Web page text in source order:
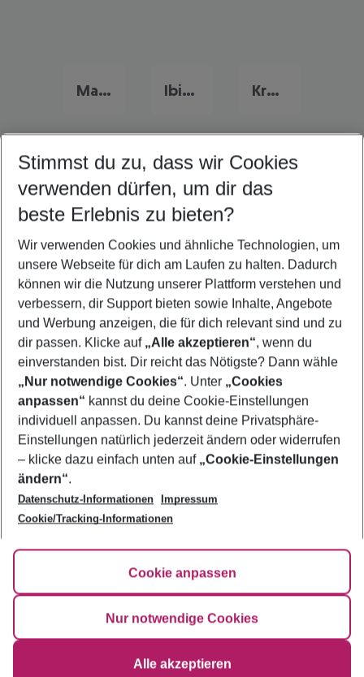
Ergebnisse filtern
Mallorca Urlaub Ibiza Urlaub Kroatien Urlaub
Quicklinks
Flug & Hotel Brindisi
Frübucher Angebote Brindisi für 2026
Last Minute Brindisi
Familienurlaub Brindisi
Pauschalreisen Brindisi
Footer
Footer navigation
Über uns
AGB
Bestpreisgarantie
Cookie-Einstellungen ändern
Cookie-Richtlinie
Impressum
Agenturbetreuung
Barrierefreies Reisen
HanseMerkur Reiseversicherung
Hilfe & Kontakt
Folge uns
Stimmst du zu, dass wir Cookies
verwenden dürfen, um dir das
beste Erlebnis zu bieten?
Wir verwenden Cookies und ähnliche Technologien, um
unsere Webseite für dich am Laufen zu halten. Dadurch
können wir die Nutzung unserer Plattform verstehen und
verbessern, dir Support bieten sowie Inhalte, Angebote
und Werbung anzeigen, die für dich relevant sind und zu
dir passen. Klicke auf „Alle akzeptieren“, wenn du
einverstanden bist. Dir reicht das Nötigste? Dann wähle
„Nur notwendige Cookies“. Unter „Cookies
anpassen“ kannst du deine Cookie-Einstellungen
individuell anpassen. Du kannst deine Privatsphäre-
Einstellungen natürlich jederzeit ändern oder widerrufen
– klicke dazu einfach unten auf „Cookie-Einstellungen
ändern“.
Datenschutz-Informationen
Impressum
Cookie/Tracking-Informationen
Cookie anpassen
Nur notwendige Cookies
Alle akzeptieren